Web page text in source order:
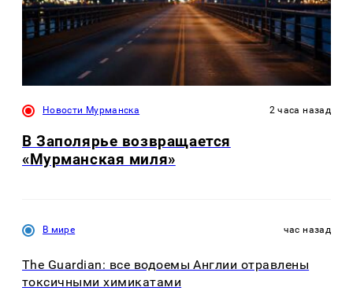
Новости Мурманска 2 часа назад
В Заполярье возвращается
«Мурманская миля»
В мире час назад
The Guardian: все водоемы Англии отравлены
токсичными химикатами